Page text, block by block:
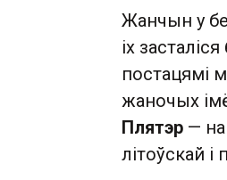
Жанчын у
іх
постацямі
жаночых
Плятэр —
літоўскай